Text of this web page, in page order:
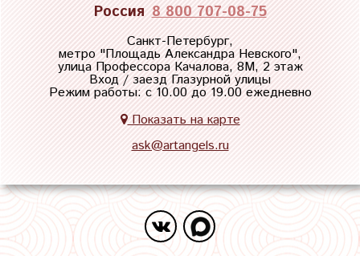
Россия 8 800 707-08-75
Санкт-Петербург,
метро "Площадь Александра Невского",
улица Профессора Качалова, 8М, 2 этаж
Вход / заезд Глазурной улицы
Режим работы: с 10.00 до 19.00 ежедневно
Показать на карте
ask@artangels.ru